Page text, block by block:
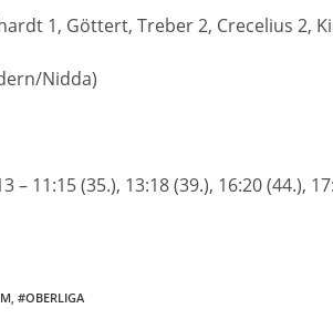
1, Göttert, Treber 2, Crecelius 2,
Nidda)
– 11:15 (35.), 13:18 (39.), 16:20 (44.),
, #OBERLIGA